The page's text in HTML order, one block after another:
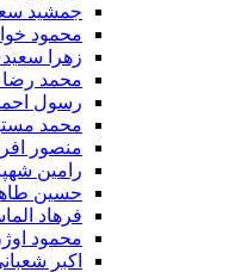
جمشید
محمود
زهرا
محمد رضا
رسول
محمد
منصور
رامین
حسین
فرهاد
محمود
اکبر